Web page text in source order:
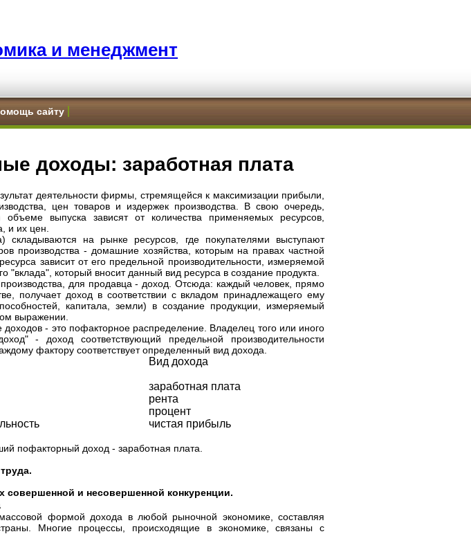
и менеджмент
сайту
доходы: заработная плата
деятельности фирмы, стремящейся к максимизации прибыли,
цен товаров и издержек производства. В свою очередь,
выпуска зависят от количества применяемых ресурсов,
и их цен.
складываются на рынке ресурсов, где покупателями выступают
производства - домашние хозяйства, которым на правах частной
зависит от его предельной производительности, измеряемой
"вклада", который вносит данный вид ресурса в создание продукта.
для продавца - доход. Отсюда: каждый человек, прямо
получает доход в соответствии с вкладом принадлежащего ему
капитала, земли) в создание продукции, измеряемый
выражении.
- это пофакторное распределение. Владелец того или иного
- доход соответствующий предельной производительности
фактору соответствует определенный вид дохода.
Вид дохода
заработная плата
рента
процент
чистая прибыль
пофакторный доход - заработная плата.
совершенной и несовершенной конкуренции.
формой дохода в любой рыночной экономике, составляя
Многие процессы, происходящие в экономике, связаны с